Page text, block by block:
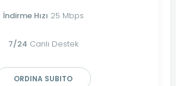
İndirme Hızı 25 Mbps
7/24 Canlı Destek
ORDINA SUBITO